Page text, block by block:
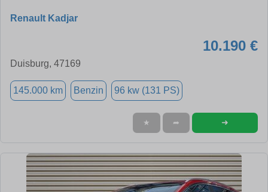
Renault Kadjar
10.190 €
Duisburg, 47169
145.000 km Benzin 96 kw (131 PS)
★ ➦ ➜